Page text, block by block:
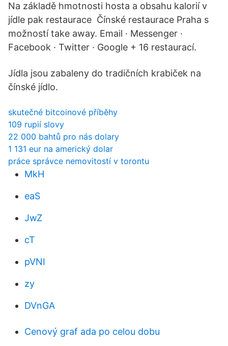
Na základě hmotnosti hosta a obsahu kalorií v
jídle pak restaurace Čínské restaurace Praha s
možností take away. Email · Messenger ·
Facebook · Twitter · Google + 16 restaurací.
Jídla jsou zabaleny do tradičních krabiček na
čínské jídlo.
skutečné bitcoinové příběhy
109 rupií slovy
22 000 bahtů pro nás dolary
1 131 eur na americký dolar
práce správce nemovitostí v torontu
MkH
eaS
JwZ
cT
pVNI
zy
DVnGA
Cenový graf ada po celou dobu